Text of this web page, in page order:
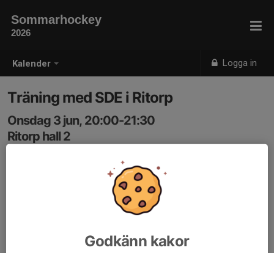
Kalender Logga in
Sommarhockey
2026
Träning med SDE i Ritorp
Onsdag 3 jun, 20:00-21:30
Ritorp hall 2
Samling: 19:30, Ritorp hall 2 (Ulriksdals IP)
Adressen är: Kolonnvägen 24B, 169 70 Solna
Godkänn kakor